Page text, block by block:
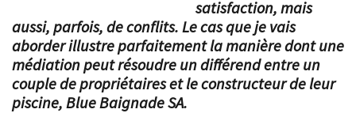
satisfaction, mais
aussi, parfois, de conflits. Le cas que je vais
aborder illustre parfaitement la manière dont une
médiation peut résoudre un différend entre un
couple de propriétaires et le constructeur de leur
piscine, Blue Baignade SA.